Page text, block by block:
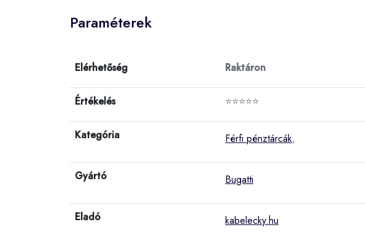
Paraméterek
Elérhetőség Raktáron
Értékelés ⭐⭐⭐⭐⭐
Kategória Férfi pénztárcák,
Gyártó Bugatti
Eladó kabelecky.hu